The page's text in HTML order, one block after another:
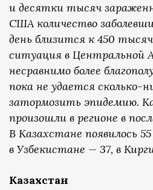
и десятки тысяч
США количество
день близится к 450
ситуация в Центральной
несравнимо более
пока не удается сколько-
затормозить эпидемию.
произошли в регионе в
В Казахстане появилось
в Узбекистане — 37, в
Казахстан